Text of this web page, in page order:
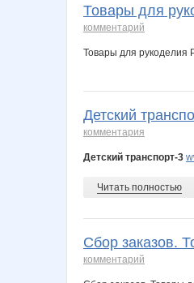
Товары для
комментарий
Товары для рукоделия
Детский
комментария
Детский транспорт-3
Читать полностью
Сбор заказов.
комментарий